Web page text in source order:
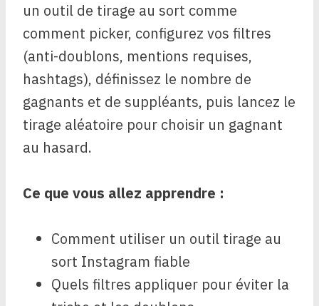
un outil de tirage au sort comme
comment picker, configurez vos filtres
(anti-doublons, mentions requises,
hashtags), définissez le nombre de
gagnants et de suppléants, puis lancez le
tirage aléatoire pour choisir un gagnant
au hasard.
Ce que vous allez apprendre :
Comment utiliser un outil tirage au
sort Instagram fiable
Quels filtres appliquer pour éviter la